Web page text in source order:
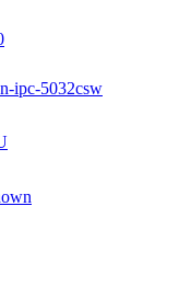
ipc-5032csw